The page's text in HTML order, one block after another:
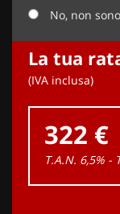
No, non
La tua
(IVA inclusa)
322 €
T.A.N. 6,5% -